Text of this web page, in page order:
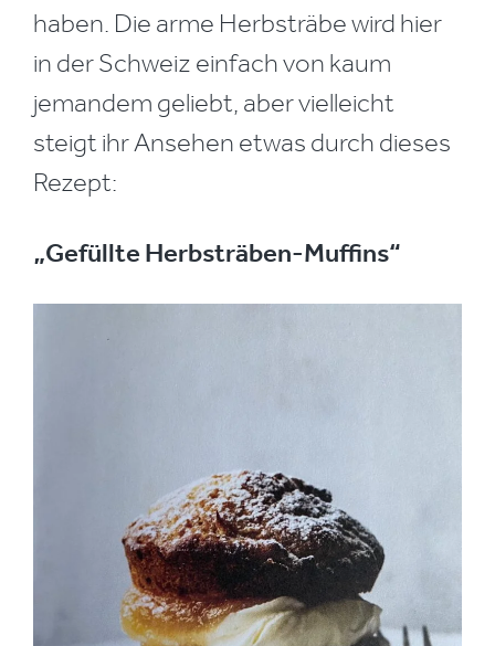
haben. Die arme Herbsträbe wird hier
in der Schweiz einfach von kaum
jemandem geliebt, aber vielleicht
steigt ihr Ansehen etwas durch dieses
Rezept:
„Gefüllte Herbsträben-Muffins“